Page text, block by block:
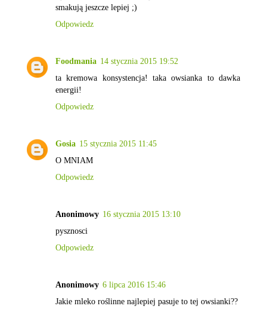
smakują jeszcze lepiej ;)
Odpowiedz
Foodmania 14 stycznia 2015 19:52
ta kremowa konsystencja! taka owsianka to dawka
energii!
Odpowiedz
Gosia 15 stycznia 2015 11:45
O MNIAM
Odpowiedz
Anonimowy 16 stycznia 2015 13:10
pysznosci
Odpowiedz
Anonimowy 6 lipca 2016 15:46
Jakie mleko roślinne najlepiej pasuje to tej owsianki??